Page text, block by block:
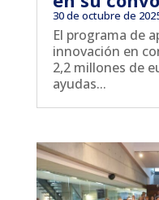
30 de octubre de
El programa de
innovación en
2,2 millones de
ayudas...